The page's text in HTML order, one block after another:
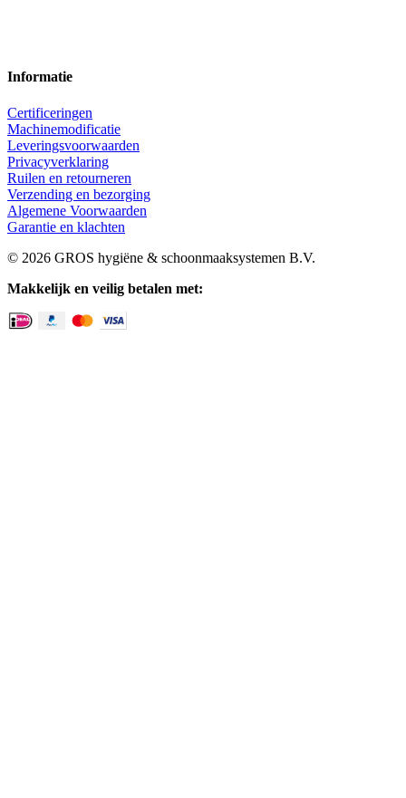
Informatie
Certificeringen
Machinemodificatie
Leveringsvoorwaarden
Privacyverklaring
Ruilen en retourneren
Verzending en bezorging
Algemene Voorwaarden
Garantie en klachten
© 2026 GROS hygiëne & schoonmaaksystemen B.V.
Makkelijk en veilig betalen met: